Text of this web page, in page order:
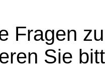
Fragen
Sie